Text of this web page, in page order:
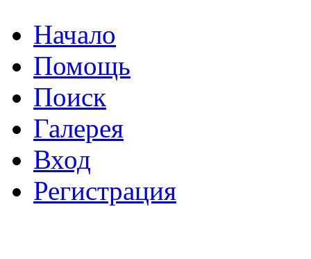
Начало
Помощь
Поиск
Галерея
Вход
Регистрация